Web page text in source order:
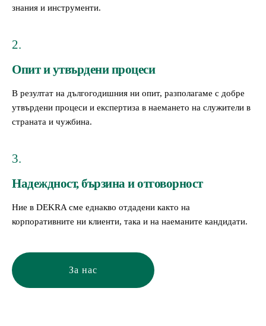
знания и инструменти.
2.
Опит и утвърдени процеси
В резултат на дългогодишния ни опит, разполагаме с добре
утвърдени процеси и експертиза в наемането на служители в
страната и чужбина.
3.
Надеждност, бързина и отговорност
Ние в DEKRA сме еднакво отдадени както на
корпоративните ни клиенти, така и на наеманите кандидати.
За нас